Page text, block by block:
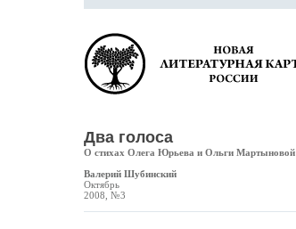
Два голоса
О стихах Олега Юрьева и Ольги Мартыновой
Валерий Шубинский
Октябрь
2008, №3